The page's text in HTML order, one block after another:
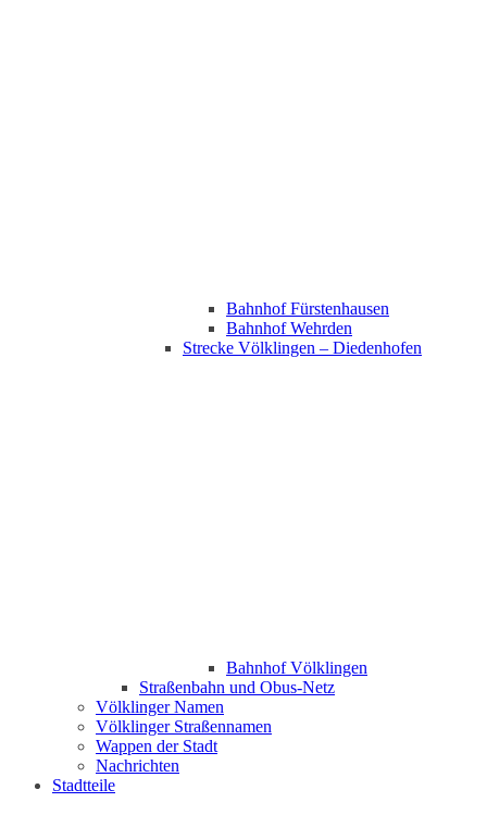
Bahnhof Fürstenhausen
Bahnhof Wehrden
Strecke Völklingen – Diedenhofen
Bahnhof Völklingen
Straßenbahn und Obus-Netz
Völklinger Namen
Völklinger Straßennamen
Wappen der Stadt
Nachrichten
Stadtteile